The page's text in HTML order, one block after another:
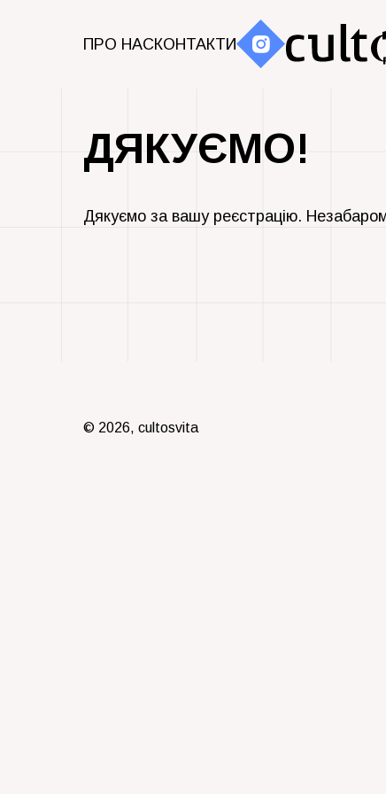
ПРО НАСКОНТАКТИ
ДЯКУЄМО!
Дякуємо за вашу реєстрацію.
© 2026, cultosvita